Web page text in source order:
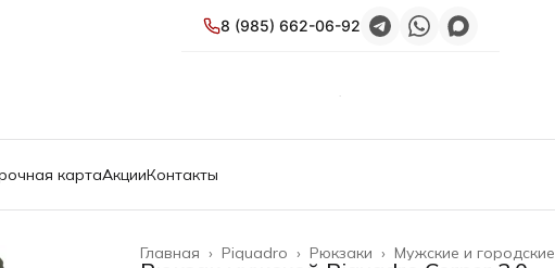
8 (985) 662-06-92
картаАкцииКонтакты
Мужские и городские
Рюкзаки ›
Piquadro ›
Главная ›